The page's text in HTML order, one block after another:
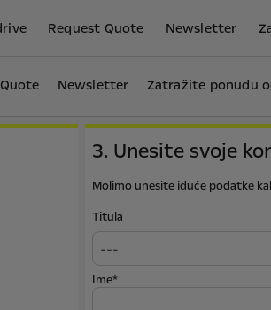
Request Quote Newsletter
Newsletter Zatražite ponudu
3. Unesite svoje
Molimo unesite iduće podatke
Titula
Ime*